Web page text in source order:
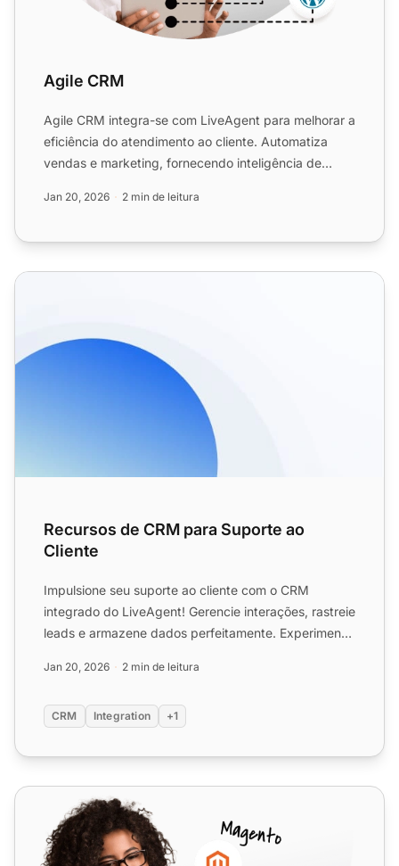
Agile CRM
Agile CRM integra-se com LiveAgent para melhorar a
eficiência do atendimento ao cliente. Automatiza
vendas e marketing, fornecendo inteligência de
Jan 20, 2026 2 min de leitura
Recursos de CRM para Suporte ao Cliente
Recursos de CRM para Suporte ao
Cliente
Impulsione seu suporte ao cliente com o CRM
integrado do LiveAgent! Gerencie interações, rastreie
leads e armazene dados perfeitamente. Experimente
Jan 20, 2026 2 min de leitura
CRM Integration +1
Salesforce